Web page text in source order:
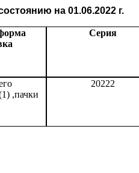
на 01.06.2022 г.
Серия
,пачки
20222